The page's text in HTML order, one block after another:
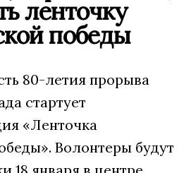
ленточку
победы
80-летия прорыва
стартует
«Ленточка
Волонтеры будут